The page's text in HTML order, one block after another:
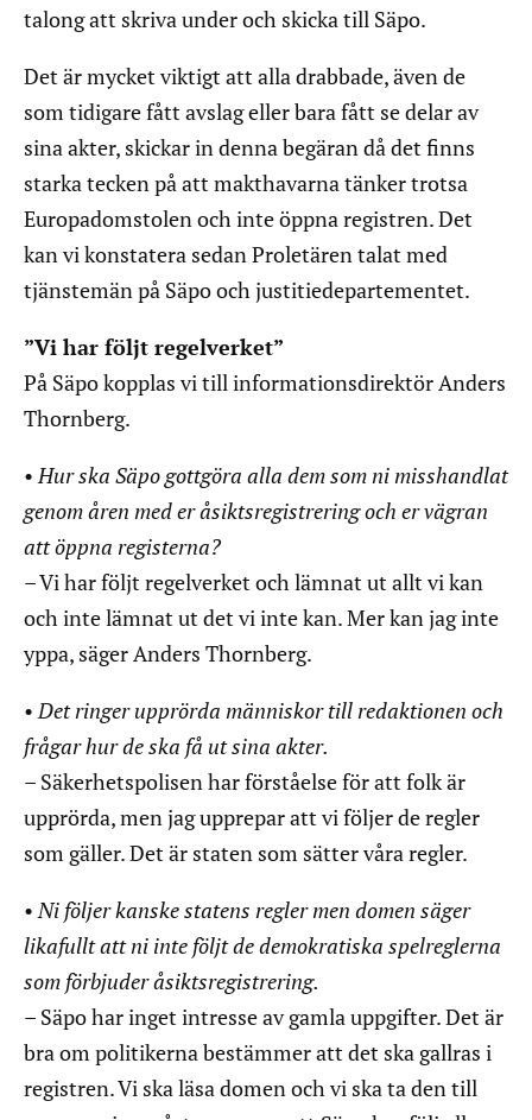
talong att skriva under och skicka till Säpo.
Det är mycket viktigt att alla drabbade, även de
som tidigare fått avslag eller bara fått se delar av
sina akter, skickar in denna begäran då det finns
starka tecken på att makthavarna tänker trotsa
Europadomstolen och inte öppna registren. Det
kan vi konstatera sedan Proletären talat med
tjänstemän på Säpo och justitiedepartementet.
”Vi har följt regelverket”
På Säpo kopplas vi till informationsdirektör Anders
Thornberg.
•Hur ska Säpo gottgöra alla dem som ni misshandlat
genom åren med er åsiktsregistrering och er vägran
att öppna registerna?
– Vi har följt regelverket och lämnat ut allt vi kan
och inte lämnat ut det vi inte kan. Mer kan jag inte
yppa, säger Anders Thornberg.
•Det ringer upprörda människor till redaktionen och
frågar hur de ska få ut sina akter.
– Säkerhetspolisen har förståelse för att folk är
upprörda, men jag upprepar att vi följer de regler
som gäller. Det är staten som sätter våra regler.
•Ni följer kanske statens regler men domen säger
likafullt att ni inte följt de demokratiska spelreglerna
som förbjuder åsiktsregistrering.
– Säpo har inget intresse av gamla uppgifter. Det är
bra om politikerna bestämmer att det ska gallras i
registren. Vi ska läsa domen och vi ska ta den till